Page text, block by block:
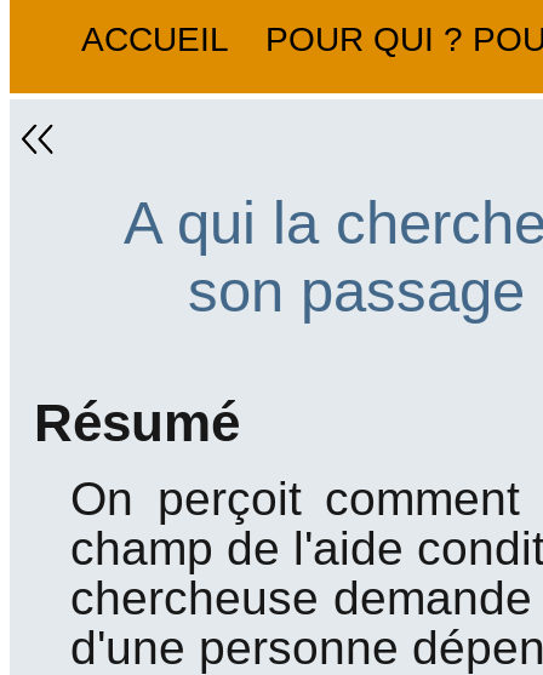
ACCUEIL POUR QUI ?
A qui la
son
Résumé
On perçoit
champ de l'aide
chercheuse
d'une personne